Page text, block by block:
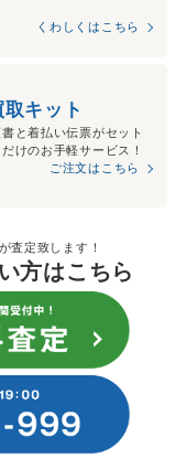
くわしくはこちら
キット
と着払い伝票がセット
けのお手軽サービス！
ご注文はこちら
査定致します！
方はこちら